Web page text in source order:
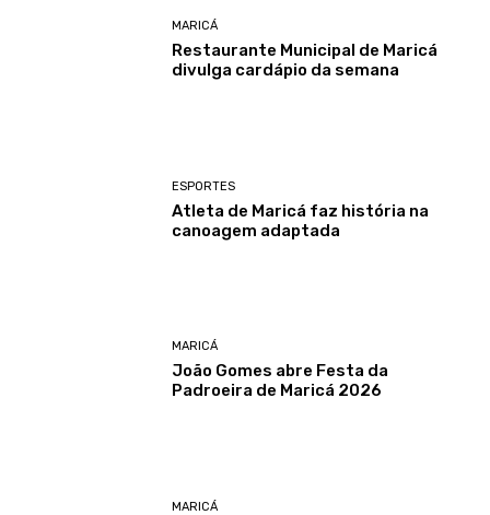
MARICÁ
Restaurante Municipal de Maricá
divulga cardápio da semana
ESPORTES
Atleta de Maricá faz história na
canoagem adaptada
MARICÁ
João Gomes abre Festa da
Padroeira de Maricá 2026
MARICÁ